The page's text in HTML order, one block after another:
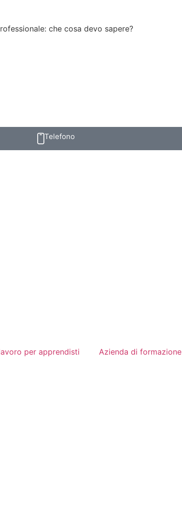
che cosa devo sapere?
Telefono
per apprendisti Azienda di formazione